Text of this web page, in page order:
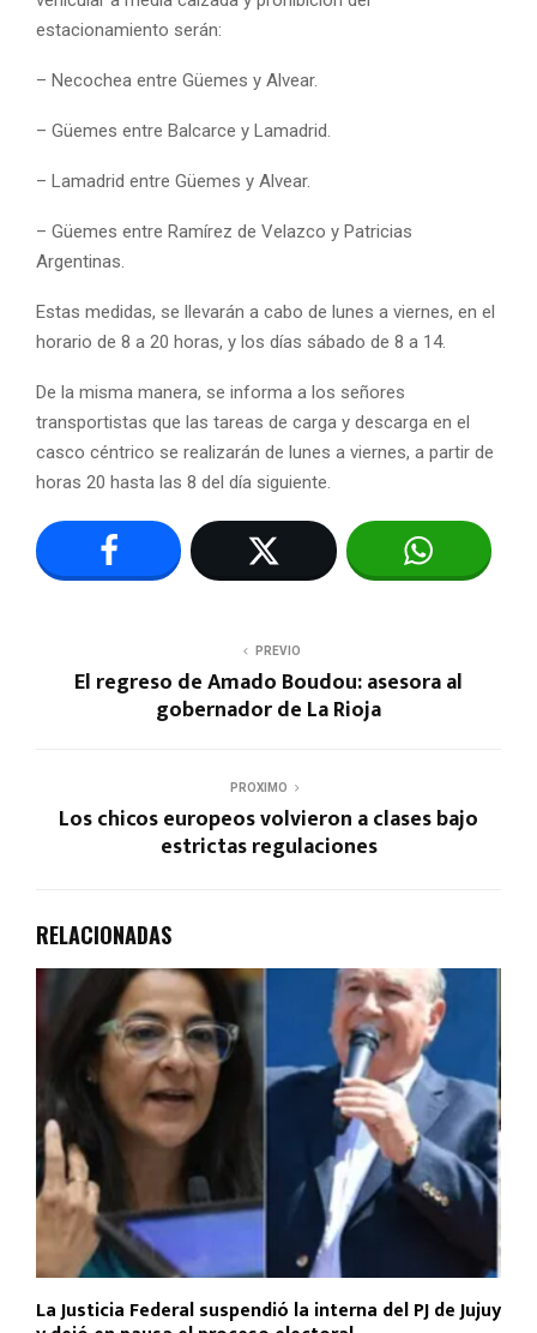
estacionamiento serán:
– Necochea entre Güemes y Alvear.
– Güemes entre Balcarce y Lamadrid.
– Lamadrid entre Güemes y Alvear.
– Güemes entre Ramírez de Velazco y Patricias
Argentinas.
Estas medidas, se llevarán a cabo de lunes a viernes, en el
horario de 8 a 20 horas, y los días sábado de 8 a 14.
De la misma manera, se informa a los señores
transportistas que las tareas de carga y descarga en el
casco céntrico se realizarán de lunes a viernes, a partir de
horas 20 hasta las 8 del día siguiente.
PREVIO
El regreso de Amado Boudou: asesora al
gobernador de La Rioja
PROXIMO
Los chicos europeos volvieron a clases bajo
estrictas regulaciones
RELACIONADAS
La Justicia Federal suspendió la interna del PJ de Jujuy